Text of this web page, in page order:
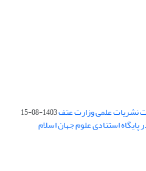
نشریات علمی وزارت عتف1403-08-15
استنادی علوم جهان اسلام